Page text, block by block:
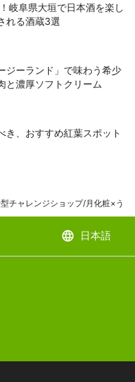
岐阜県大垣で日本酒を楽し
れる酒蔵3選
ジーランド」で味わう希少
と濃厚ソフトクリーム
き、おすすめ紅葉スポット
チャレンジショップ/月化粧×う
language 日本語